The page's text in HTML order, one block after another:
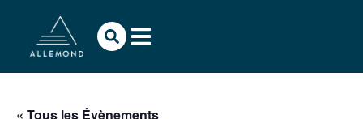
« Tous les Évènements